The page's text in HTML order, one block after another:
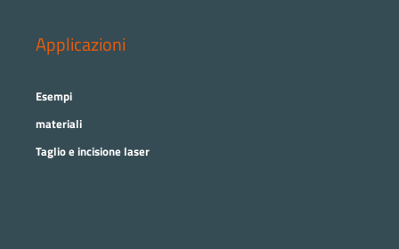
Applicazioni
Esempi
materiali
Taglio e incisione laser